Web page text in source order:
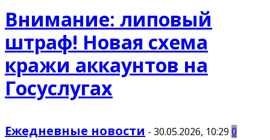
Внимание: липовый
штраф! Новая схема
кражи аккаунтов на
Госуслугах
Ежедневные новости - 30.05.2026, 10:29 0